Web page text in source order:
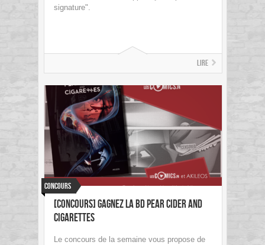
signature".
Lire
Concours
[concours] Gagnez la BD Pear Cider And
Cigarettes
Le concours de la semaine vous propose de